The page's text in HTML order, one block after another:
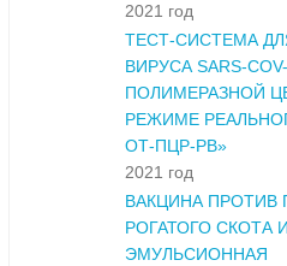
2021 год
ТЕСТ-СИСТЕМА
ВИРУСА SARS-
ПОЛИМЕРАЗНОЙ
РЕЖИМЕ
ОТ-ПЦР-РВ»
2021 год
ВАКЦИНА ПРОТИВ
РОГАТОГО СКОТА
ЭМУЛЬСИОННАЯ